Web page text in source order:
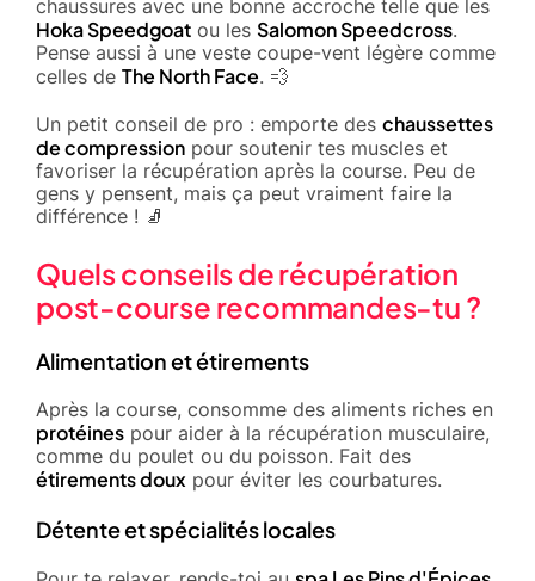
chaussures avec une bonne accroche telle que les
Hoka Speedgoat ou les Salomon Speedcross.
Pense aussi à une veste coupe-vent légère comme
celles de The North Face. 💨
Un petit conseil de pro : emporte des chaussettes
de compression pour soutenir tes muscles et
favoriser la récupération après la course. Peu de
gens y pensent, mais ça peut vraiment faire la
différence ! 🧦
Quels conseils de récupération
post-course recommandes-tu ?
Alimentation et étirements
Après la course, consomme des aliments riches en
protéines pour aider à la récupération musculaire,
comme du poulet ou du poisson. Fait des
étirements doux pour éviter les courbatures.
Détente et spécialités locales